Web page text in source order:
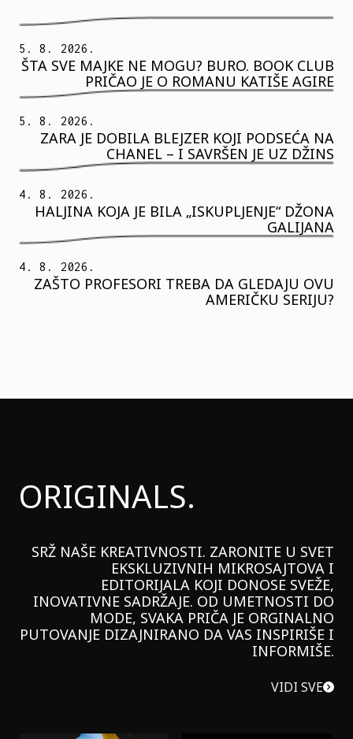
5. 8. 2026.
ŠTA SVE MAJKE NE MOGU? BURO. BOOK CLUB
PRIČAO JE O ROMANU KATIŠE AGIRE
5. 8. 2026.
ZARA JE DOBILA BLEJZER KOJI PODSEĆA NA
CHANEL – I SAVRŠEN JE UZ DŽINS
4. 8. 2026.
HALJINA KOJA JE BILA „ISKUPLJENJE“ DŽONA
GALIJANA
4. 8. 2026.
ZAŠTO PROFESORI TREBA DA GLEDAJU OVU
AMERIČKU SERIJU?
ORIGINALS.
SRŽ NAŠE KREATIVNOSTI. ZARONITE U SVET
EKSKLUZIVNIH MIKROSAJTOVA I
EDITORIJALA KOJI DONOSE SVEŽE,
INOVATIVNE SADRŽAJE. OD UMETNOSTI DO
MODE, SVAKA PRIČA JE ORGINALNO
PUTOVANJE DIZAJNIRANO DA VAS INSPIRIŠE I
INFORMIŠE.
VIDI SVE